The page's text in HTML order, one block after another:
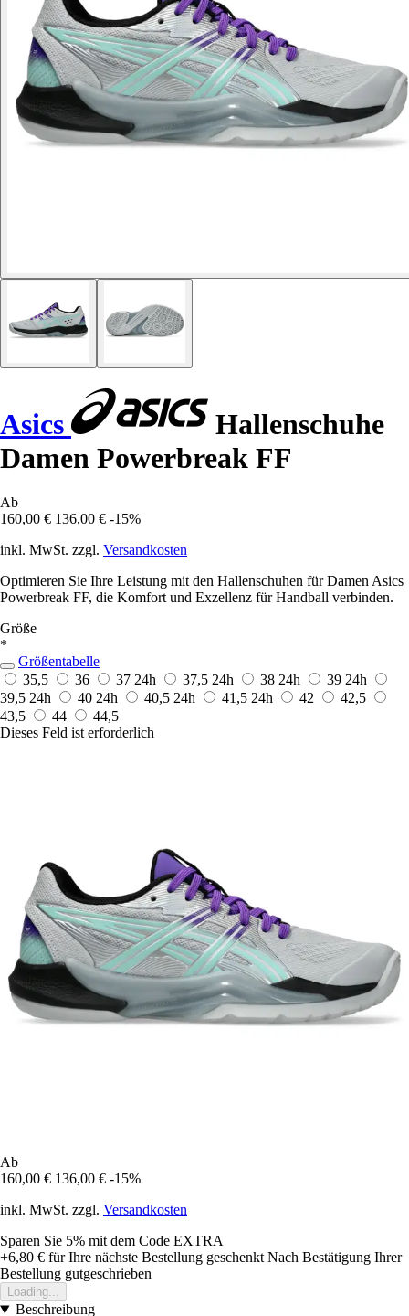
Asics
Hallenschuhe
Damen Powerbreak FF
Ab
160,00 € 136,00 € -15%
inkl. MwSt. zzgl. Versandkosten
Optimieren Sie Ihre Leistung mit den Hallenschuhen für Damen Asics
Powerbreak FF, die Komfort und Exzellenz für Handball verbinden.
Größe
*
Größentabelle
35,5
36 37 24h 37,5 24h 38 24h 39 24h
39,5 24h 40 24h 40,5 24h 41,5 24h 42
42,5
43,5
44
44,5
Dieses Feld ist erforderlich
Ab
160,00 € 136,00 € -15%
inkl. MwSt. zzgl. Versandkosten
Sparen Sie 5% mit dem Code EXTRA
+6,80 € für Ihre nächste Bestellung geschenkt Nach Bestätigung Ihrer
Bestellung gutgeschrieben
Loading...
Beschreibung